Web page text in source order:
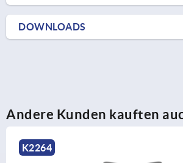
DOWNLOADS
Andere Kunden kauften
K2264